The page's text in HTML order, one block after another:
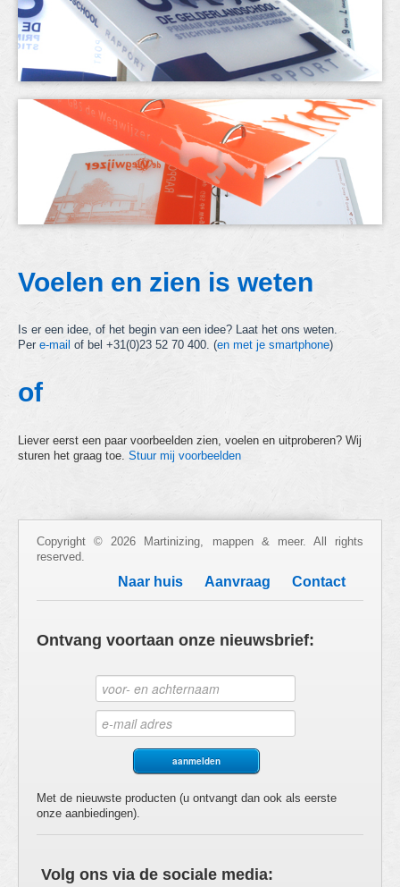
Voelen en zien is weten
Is er een idee, of het begin van een idee? Laat het ons weten.
Per e-mail of bel +31(0)23 52 70 400. (en met je smartphone)
of
Liever eerst een paar voorbeelden zien, voelen en uitproberen? Wij
sturen het graag toe. Stuur mij voorbeelden
Copyright © 2026 Martinizing, mappen & meer. All rights
reserved.
Naar huis Aanvraag Contact
Ontvang voortaan onze nieuwsbrief:
Met de nieuwste producten (u ontvangt dan ook als eerste
onze aanbiedingen).
Volg ons via de sociale media: